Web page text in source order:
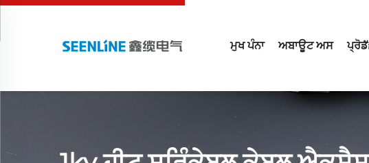
ਮੁਖ ਪੰਨਾ ਅਬਾਊਟ ਅਸ